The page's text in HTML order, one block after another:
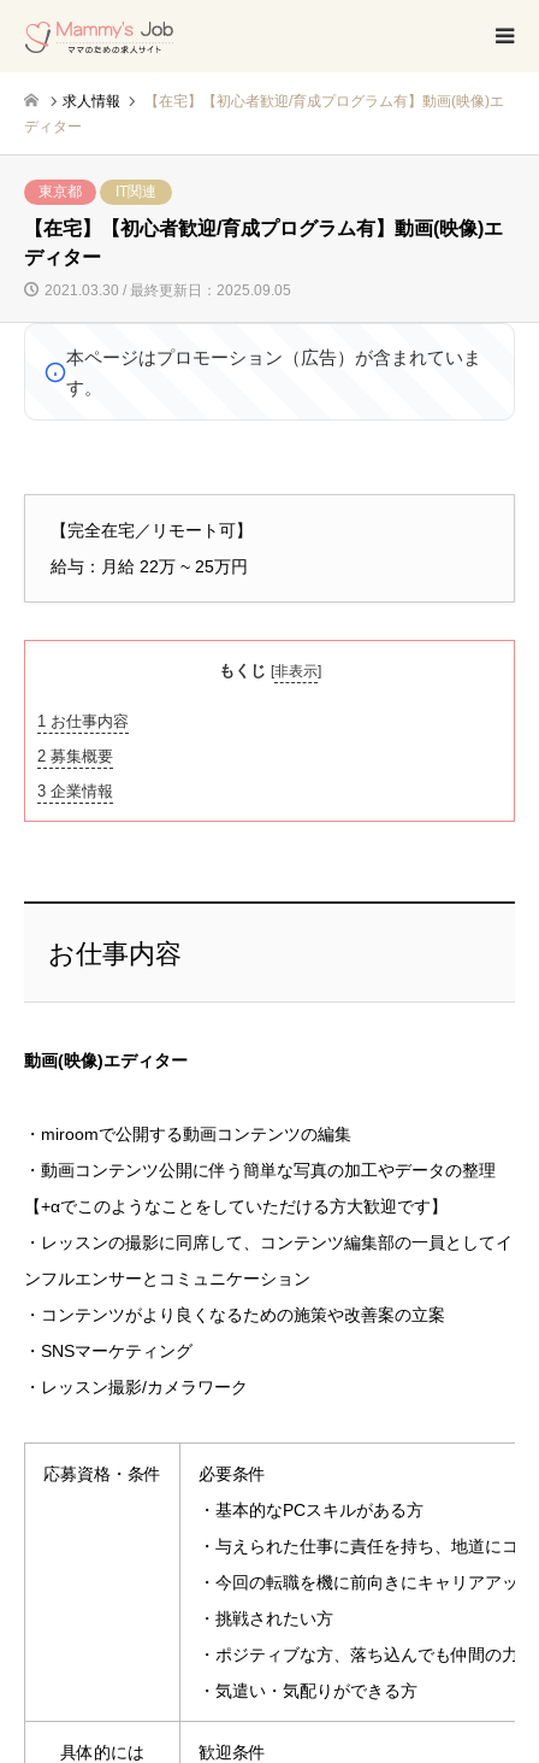
求人情報
【在宅】【初心者歓迎/育成プログラム有】動画(映像)エ
ディター
東京都 IT関連
【在宅】【初心者歓迎/育成プログラム有】動画(映像)エ
ディター
2021.03.30 / 最終更新日：2025.09.05
本ページはプロモーション（広告）が含まれていま
す。
【完全在宅／リモート可】
給与：月給 22万 ~ 25万円
もくじ [非表示]
1 お仕事内容
2 募集概要
3 企業情報
お仕事内容
動画(映像)エディター
・miroomで公開する動画コンテンツの編集
・動画コンテンツ公開に伴う簡単な写真の加工やデータの整理
【+αでこのようなことをしていただける方大歓迎です】
・レッスンの撮影に同席して、コンテンツ編集部の一員としてイ
ンフルエンサーとコミュニケーション
・コンテンツがより良くなるための施策や改善案の立案
・SNSマーケティング
・レッスン撮影/カメラワーク
応募資格・条件
必要条件
・基本的なPCスキルがある方
・与えられた仕事に責任を持ち、地道にコ
・今回の転職を機に前向きにキャリアアッ
・挑戦されたい方
・ポジティブな方、落ち込んでも仲間の力
・気遣い・気配りができる方
具体的には
歓迎条件